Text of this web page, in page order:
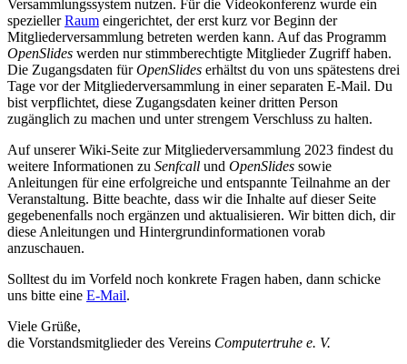
Versammlungssystem nutzen. Für die Videokonferenz wurde ein
speziellerRaum eingerichtet, der erst kurz vor Beginn der
Mitgliederversammlung betreten werden kann. Auf das Programm
OpenSlides werden nur stimmberechtigte Mitglieder Zugriff haben.
Die Zugangsdaten fürOpenSlides erhältst du von uns spätestens drei
Tage vor der Mitgliederversammlung in einer separaten E-Mail. Du
bist verpflichtet, diese Zugangsdaten keiner dritten Person
zugänglich zu machen und unter strengem Verschluss zu halten.
Auf unserer Wiki-Seite zur Mitgliederversammlung 2023 findest du
weitere Informationen zu Senfcall und OpenSlides sowie
Anleitungen für eine erfolgreiche und entspannte Teilnahme an der
Veranstaltung. Bitte beachte, dass wir die Inhalte auf dieser Seite
gegebenenfalls noch ergänzen und aktualisieren. Wir bitten dich, dir
diese Anleitungen und Hintergrundinformationen vorab
anzuschauen.
Solltest du im Vorfeld noch konkrete Fragen haben, dann schicke
uns bitte eine E-Mail.
Viele Grüße,
die Vorstandsmitglieder des Vereins Computertruhe e. V.